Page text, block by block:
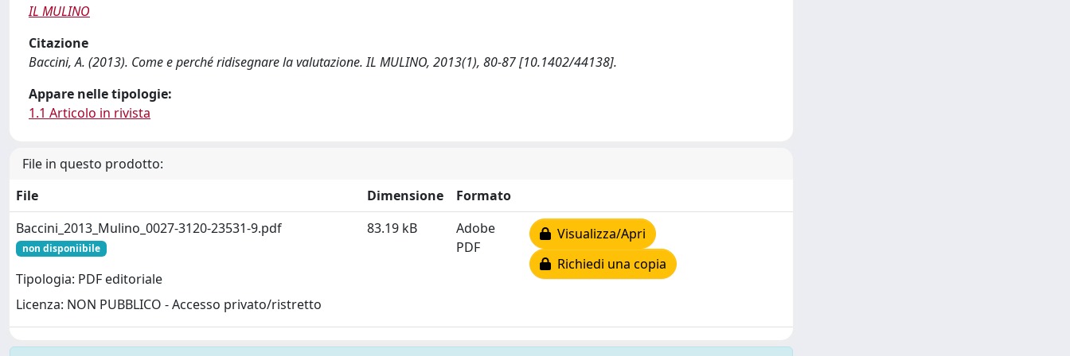
IL MULINO
Citazione
Baccini, A. (2013). Come e perché ridisegnare la valutazione. IL MULINO, 2013(1), 80-87 [10.1402/44138].
Appare nelle tipologie:
1.1 Articolo in rivista
File in questo prodotto:
File
Dimensione
Formato
Baccini_2013_Mulino_0027-3120-23531-9.pdf
non disponiibile
Tipologia: PDF editoriale
Licenza: NON PUBBLICO - Accesso privato/ristretto
83.19 kB
Adobe
PDF
Visualizza/Apri
Richiedi una copia